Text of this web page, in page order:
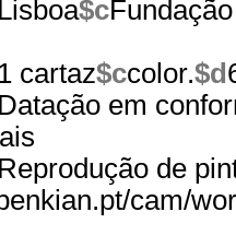
$c
cartaz$ccolor.$d
em
de
cam/